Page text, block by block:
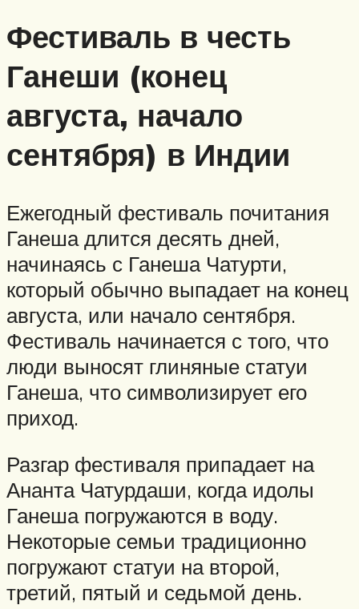
Фестиваль в честь
Ганеши (конец
августа, начало
сентября) в Индии
Ежегодный фестиваль почитания
Ганеша длится десять дней,
начинаясь с Ганеша Чатурти,
который обычно выпадает на конец
августа, или начало сентября.
Фестиваль начинается с того, что
люди выносят глиняные статуи
Ганеша, что символизирует его
приход.
Разгар фестиваля припадает на
Ананта Чатурдаши, когда идолы
Ганеша погружаются в воду.
Некоторые семьи традиционно
погружают статуи на второй,
третий, пятый и седьмой день.